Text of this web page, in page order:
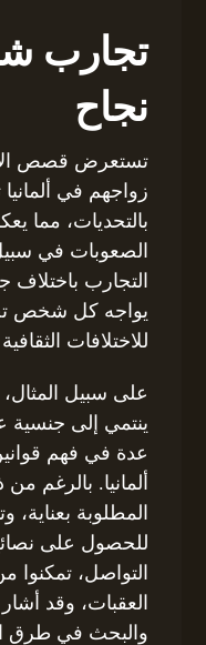
تجارب
نجاح
تستعرض قصص
زواجهم في
بالتحديات، مما
الصعوبات في
التجارب باختلاف
يواجه كل شخص
للاختلافات
على سبيل المثال،
ينتمي إلى جنسية
عدة في فهم
ألمانيا. بالرغم
المطلوبة
للحصول على
التواصل، تمكنوا
العقبات، وقد
والبحث في طرق